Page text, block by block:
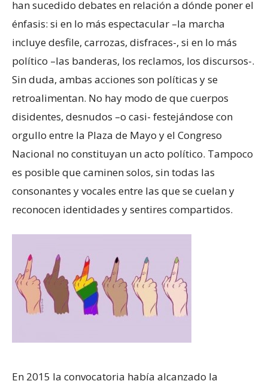
han sucedido debates en relación a dónde poner el
énfasis: si en lo más espectacular –la marcha
incluye desfile, carrozas, disfraces-, si en lo más
político –las banderas, los reclamos, los discursos-.
Sin duda, ambas acciones son políticas y se
retroalimentan. No hay modo de que cuerpos
disidentes, desnudos –o casi- festejándose con
orgullo entre la Plaza de Mayo y el Congreso
Nacional no constituyan un acto político. Tampoco
es posible que caminen solos, sin todas las
consonantes y vocales entre las que se cuelan y
reconocen identidades y sentires compartidos.
En 2015 la convocatoria había alcanzado la